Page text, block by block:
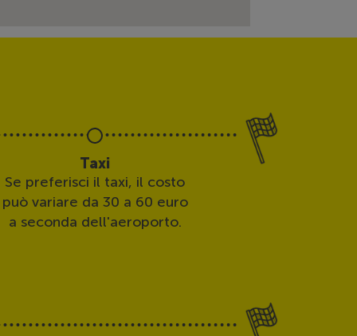
Taxi
Se preferisci il taxi, il costo
può variare da 30 a 60 euro
a seconda dell'aeroporto.